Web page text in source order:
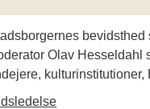
bevidsthed
Olav